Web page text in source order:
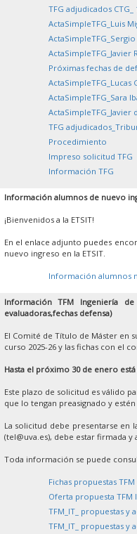
TFG adjudicados
ActaSimpleTFG_Luis
Próximas fechas de
ActaSimpleTFG_Lucas
ActaSimpleTFG_Sara
TFG
Procedimiento
Impreso solicitud TFG
Información TFG
Información alumnos de nuevo
¡Bienvenidos a la ETSIT!
En el enlace adjunto puedes
nuevo ingreso en la ETSIT.
Información alumnos
Información TFM Ingeniería de
evaluadoras,fechas defensa)
El Comité de Título de Máster en
curso 2025-26 y las fichas con el
Hasta el próximo 30 de enero
Este plazo de solicitud es válido
que lo tengan preasignado y
La solicitud debe presentarse en
(tel@uva.es), debe estar firmada
Toda información se puede
Fichas propuestas TFM
Oferta propuesta TFM
TFM_IT_ propuestas y
TFM_IT_ propuestas y